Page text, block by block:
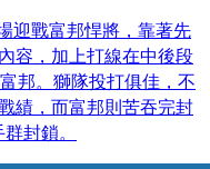
迎戰富邦悍將，靠著先
容，加上打線在中後段
邦。獅隊投打俱佳，不
績，而富邦則苦吞完封
封鎖。